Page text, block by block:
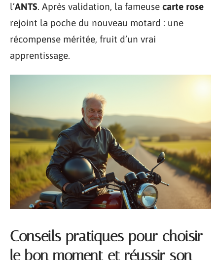
l’ANTS. Après validation, la fameuse carte rose
rejoint la poche du nouveau motard : une
récompense méritée, fruit d’un vrai
apprentissage.
Conseils pratiques pour choisir
le bon moment et réussir son